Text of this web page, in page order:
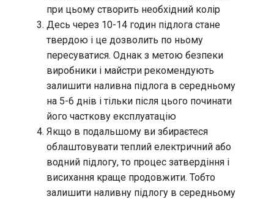
при цьому створить необхідний колір
Десь через 10-14 годин підлога стане
твердою і це дозволить по ньому
пересуватися. Однак з метою безпеки
виробники і майстри рекомендують
залишити наливна підлога в середньому
на 5-6 днів і тільки після цього починати
його часткову експлуатацію
Якщо в подальшому ви збираєтеся
облаштовувати теплий електричний або
водний підлогу, то процес затвердіння і
висихання краще продовжити. Тобто
залишити наливну підлогу в середньому